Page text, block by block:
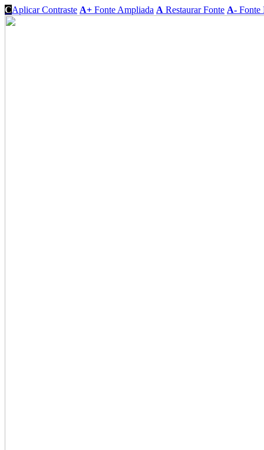
CAplicar Contraste A+ Fonte Ampliada A Restaurar Fonte A- Fonte